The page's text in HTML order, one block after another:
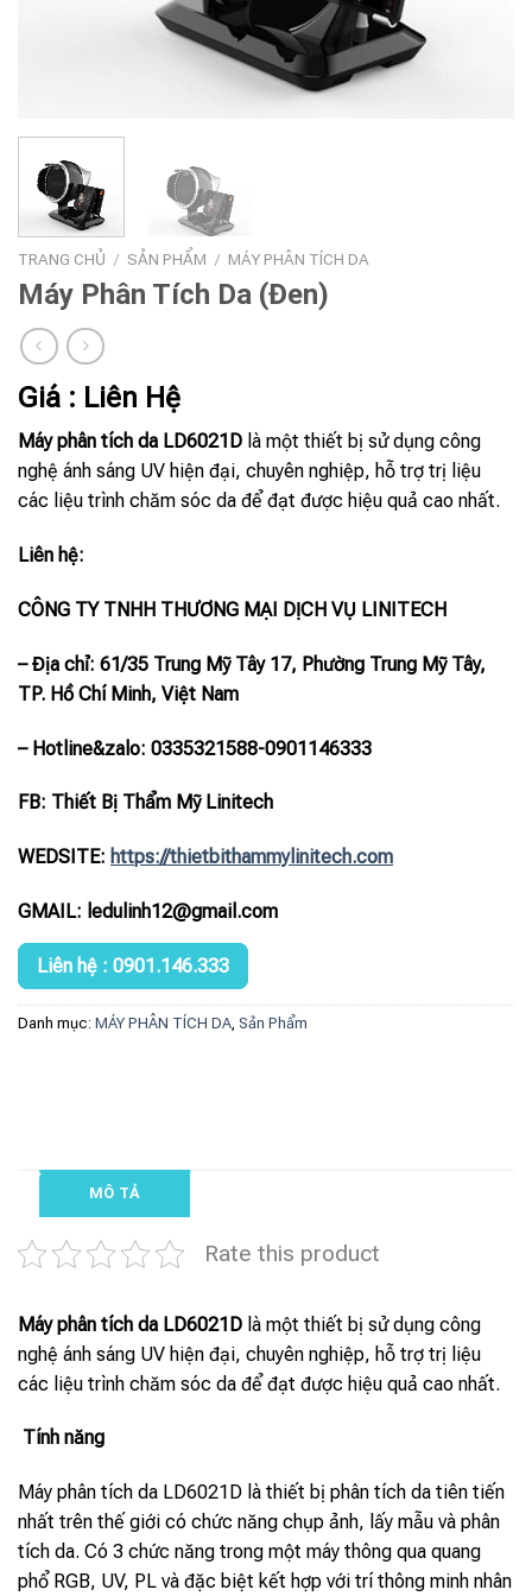
TRANG CHỦ / SẢN PHẨM / MÁY PHÂN TÍCH DA
Máy Phân Tích Da (Đen)
Giá : Liên Hệ
Máy phân tích da LD6021D là một thiết bị sử dụng công
nghệ ánh sáng UV hiện đại, chuyên nghiệp, hỗ trợ trị liệu
các liệu trình chăm sóc da để đạt được hiệu quả cao nhất.
Liên hệ:
CÔNG TY TNHH THƯƠNG MẠI DỊCH VỤ LINITECH
– Địa chỉ: 61/35 Trung Mỹ Tây 17, Phường Trung Mỹ Tây,
TP. Hồ Chí Minh, Việt Nam
– Hotline&zalo: 0335321588-0901146333
FB: Thiết Bị Thẩm Mỹ Linitech
WEDSITE: https://thietbithammylinitech.com
GMAIL: ledulinh12@gmail.com
Liên hệ : 0901.146.333
Danh mục: MÁY PHÂN TÍCH DA Sản Phẩm
MÔ TẢ
Rate this product
Máy phân tích da LD6021D là một thiết bị sử dụng công
nghệ ánh sáng UV hiện đại, chuyên nghiệp, hỗ trợ trị liệu
các liệu trình chăm sóc da để đạt được hiệu quả cao nhất.
Tính năng
Máy phân tích da LD6021D là thiết bị phân tích da tiên tiến
nhất trên thế giới có chức năng chụp ảnh, lấy mẫu và phân
tích da. Có 3 chức năng trong một máy thông qua quang
phổ RGB, UV, PL và đặc biệt kết hợp với trí thông minh nhân